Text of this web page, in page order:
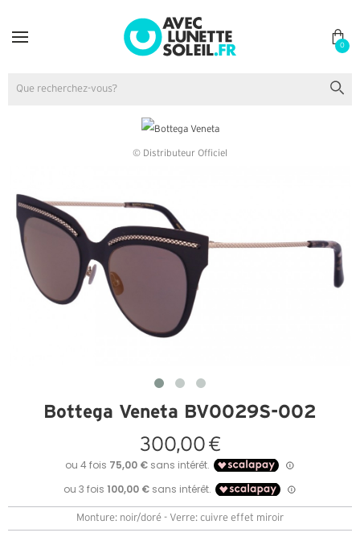
0
© Distributeur Officiel
Bottega Veneta BV0029S-002
300,00 €
Monture: noir/doré - Verre: cuivre effet miroir